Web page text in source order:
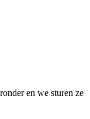
en we sturen ze